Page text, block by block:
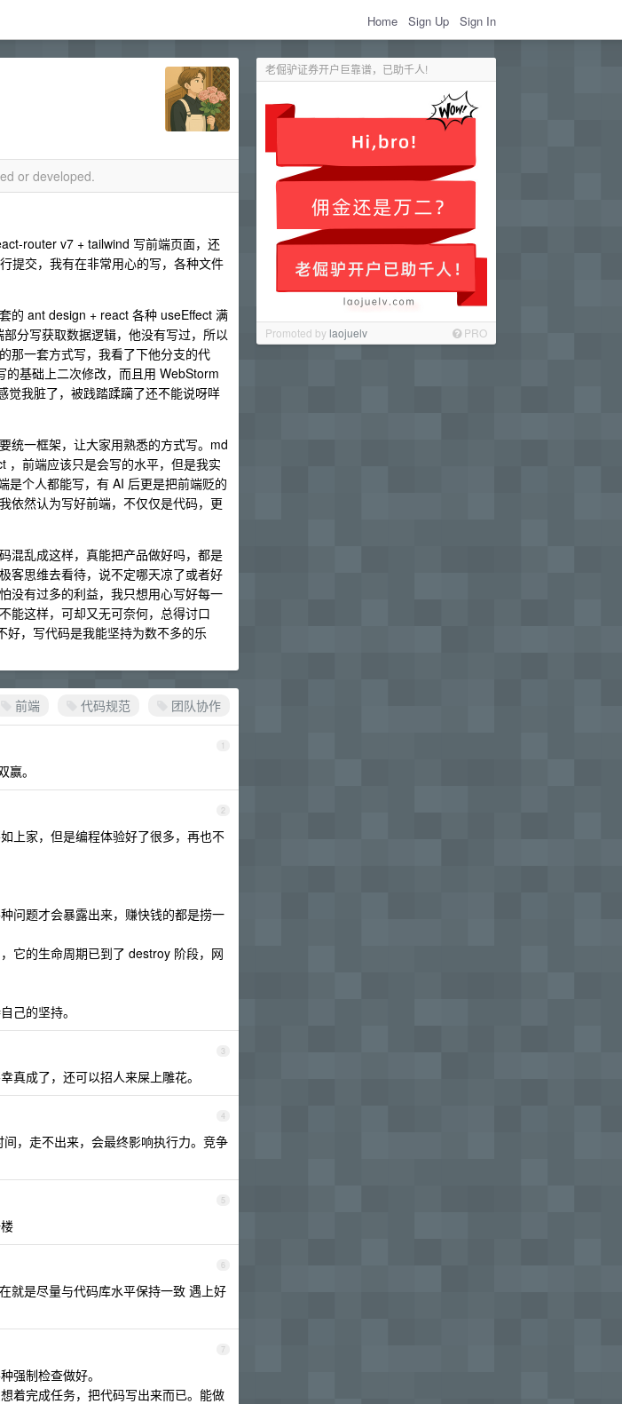
Home Sign Up Sign In
老倔驴证券开户巨靠谱，已助千人!
Promoted bylaojuelv PRO
or developed.
router v7 + tailwind 写前端页面，还
提交，我有在非常用心的写，各种文件
的 ant design + react 各种 useEffect 满
分写获取数据逻辑，他没有写过，所以
那一套方式写，我看了下他分支的代
基础上二次修改，而且用 WebStorm
觉我脏了，被践踏蹂躏了还不能说呀咩
统一框架，让大家用熟悉的方式写。md
，前端应该只是会写的水平，但是我实
是个人都能写，有 AI 后更是把前端贬的
依然认为写好前端，不仅仅是代码，更
混乱成这样，真能把产品做好吗，都是
客思维去看待，说不定哪天凉了或者好
没有过多的利益，我只想用心写好每一
能这样，可却又无可奈何，总得讨口
，写代码是我能坚持为数不多的乐
前端 代码规范 团队协作
1
。
2
上家，但是编程体验好了很多，再也不
问题才会暴露出来，赚快钱的都是捞一
它的生命周期已到了 destroy 阶段，网
己的坚持。
3
真成了，还可以招人来屎上雕花。
4
，走不出来，会最终影响执行力。竞争
5
6
就是尽量与代码库水平保持一致 遇上好
7
强制检查做好。
着完成任务，把代码写出来而已。能做